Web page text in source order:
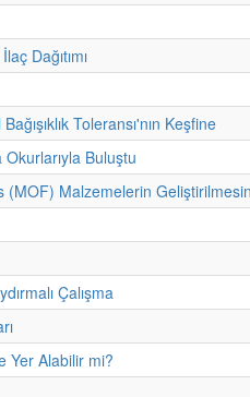
Dağıtımı
Toleransı'nın Keşfine
Buluştu
Malzemelerin
Çalışma
Yer Alabilir mi?